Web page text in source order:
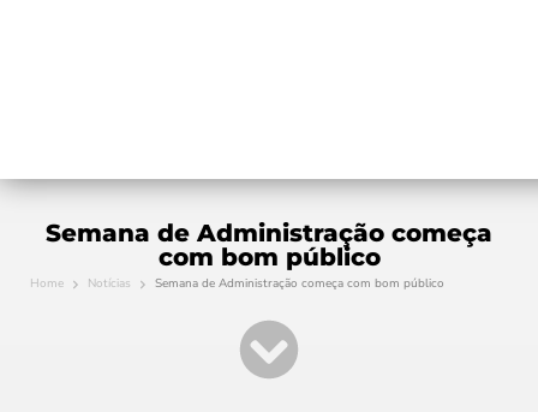
Semana de Administração começa
com bom público
Home Notícias Semana de Administração começa com bom público